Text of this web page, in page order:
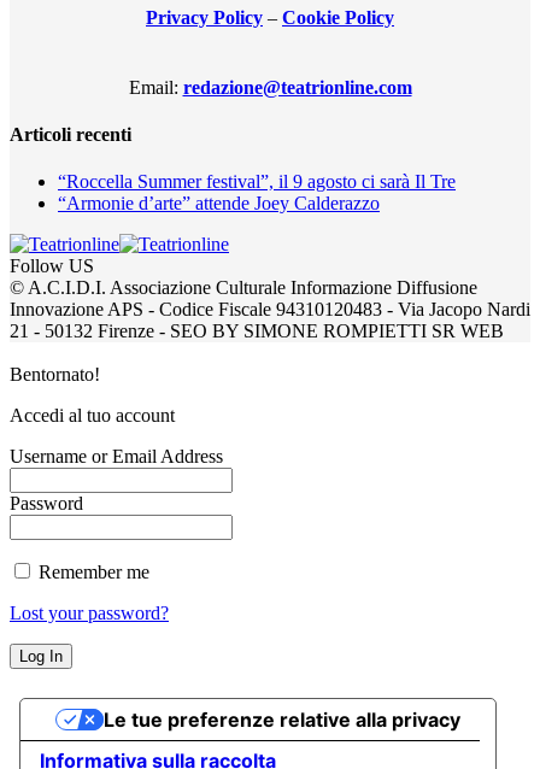
Privacy Policy – Cookie Policy
Email: redazione@teatrionline.com
Articoli recenti
“Roccella Summer festival”, il 9 agosto ci sarà Il Tre
“Armonie d’arte” attende Joey Calderazzo
Follow US
© A.C.I.D.I. Associazione Culturale Informazione Diffusione
Innovazione APS - Codice Fiscale 94310120483 - Via Jacopo Nardi
21 - 50132 Firenze - SEO BY SIMONE ROMPIETTI SR WEB
Bentornato!
Accedi al tuo account
Username or Email Address
Password
Remember me
Lost your password?
Informativa sulla raccolta
Le tue preferenze relative alla privacy